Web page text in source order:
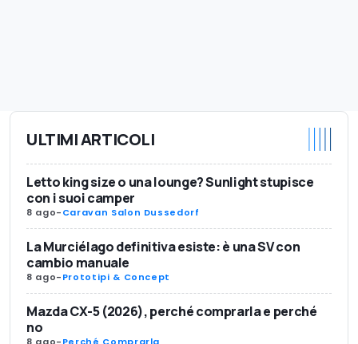
ULTIMI ARTICOLI
Letto king size o una lounge? Sunlight stupisce
con i suoi camper
8 ago-Caravan Salon Dussedorf
La Murciélago definitiva esiste: è una SV con
cambio manuale
8 ago-Prototipi & Concept
Mazda CX-5 (2026), perché comprarla e perché
no